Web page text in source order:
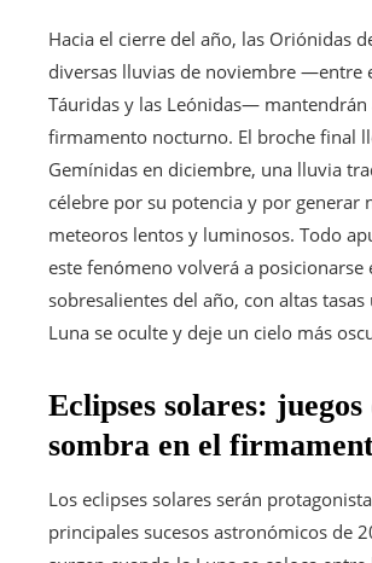
Hacia el cierre del año, las Oriónidas
diversas lluvias de noviembre —entre
Táuridas y las Leónidas— mantendrán
firmamento nocturno. El broche final
Gemínidas en diciembre, una lluvia
célebre por su potencia y por generar
meteoros lentos y luminosos. Todo
este fenómeno volverá a posicionarse
sobresalientes del año, con altas tasas
Luna se oculte y deje un cielo más
Eclipses solares:
sombra en el
Los eclipses solares serán
principales sucesos astronómicos de